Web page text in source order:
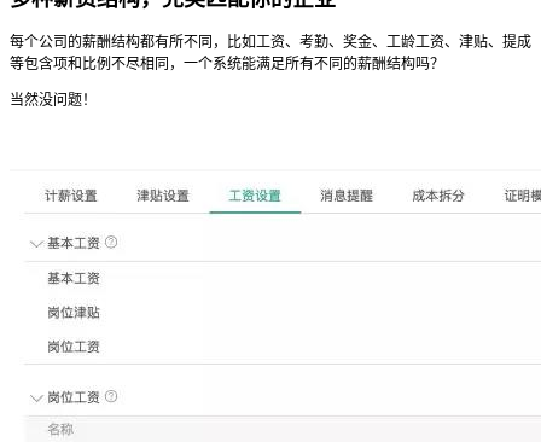
每个公司的薪酬结构都有所不同，比如工资、考勤、奖金、工龄工资、津贴、提成
等包含项和比例不尽相同，一个系统能满足所有不同的薪酬结构吗？
当然没问题！